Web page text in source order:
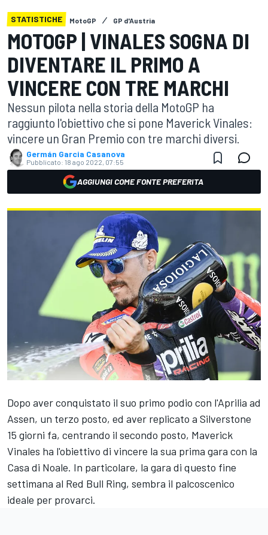
STATISTICHE MotoGP GP d'Austria
MOTOGP | VINALES SOGNA DI
DIVENTARE IL PRIMO A
VINCERE CON TRE MARCHI
Nessun pilota nella storia della MotoGP ha
raggiunto l'obiettivo che si pone Maverick Vinales:
vincere un Gran Premio con tre marchi diversi.
Germán Garcia Casanova
Pubblicato: 18 ago 2022, 07:55
AGGIUNGI COME FONTE PREFERITA
Dopo aver conquistato il suo primo podio con l'Aprilia ad
Assen, un terzo posto, ed aver replicato a Silverstone
15 giorni fa, centrando il secondo posto, Maverick
Vinales ha l'obiettivo di vincere la sua prima gara con la
Casa di Noale. In particolare, la gara di questo fine
settimana al Red Bull Ring, sembra il palcoscenico
ideale per provarci.